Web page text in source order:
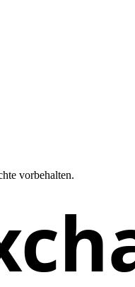
vorbehalten.